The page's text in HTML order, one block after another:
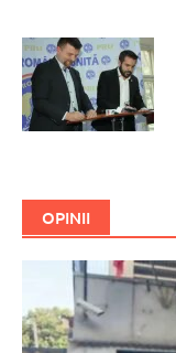
OPINII